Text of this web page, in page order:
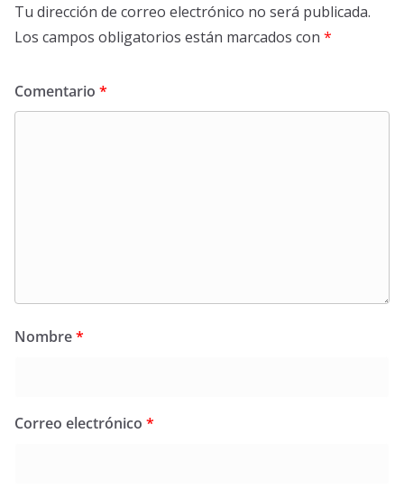
Tu dirección de correo electrónico no será publicada.
Los campos obligatorios están marcados con *
Comentario *
Nombre*
Correo electrónico *